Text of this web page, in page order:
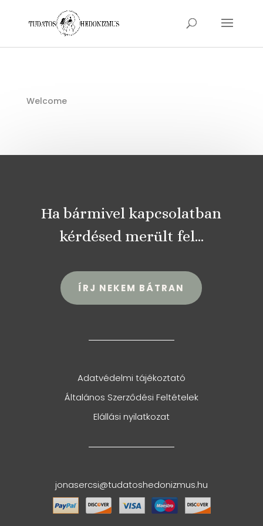
Welcome
Ha bármivel kapcsolatban
kérdésed merült fel…
ÍRJ NEKEM BÁTRAN
Adatvédelmi tájékoztató
Általános Szerződési Feltételek
Elállási nyilatkozat
jonasercsi@tudatoshedonizmus.hu